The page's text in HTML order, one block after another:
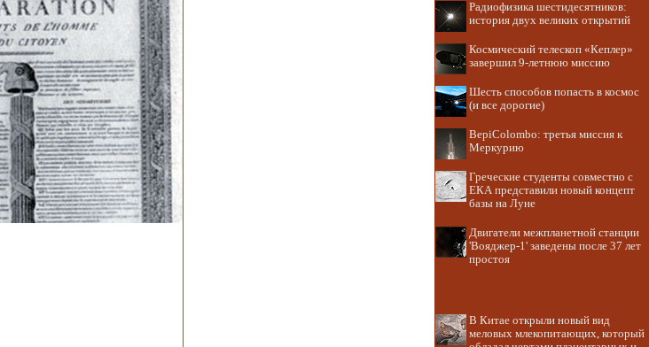
Радиофизика шестидесятников:
история двух великих открытий
Космический телескоп «Кеплер»
завершил 9-летнюю миссию
Шесть способов попасть в космос
(и все дорогие)
BepiColombo: третья миссия к
Меркурию
Греческие студенты совместно с
ЕКА представили новый концепт
базы на Луне
Двигатели межпланетной станции
'Вояджер-1' заведены после 37 лет
простоя
В Китае открыли новый вид
меловых млекопитающих, который